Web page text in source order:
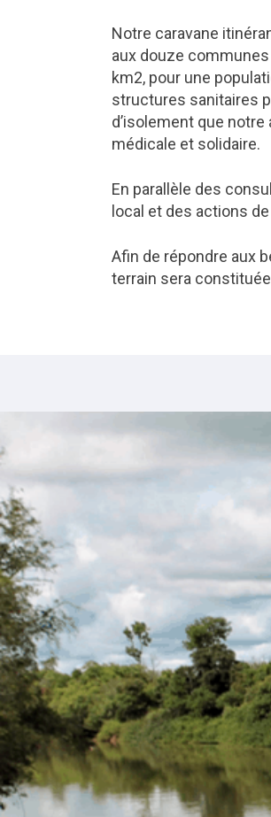
Notre caravane
aux douze
km2, pour une
structures sanitaires
d’isolement que
médicale et solidaire.
En parallèle des
local et des actions
Afin de répondre aux
terrain sera